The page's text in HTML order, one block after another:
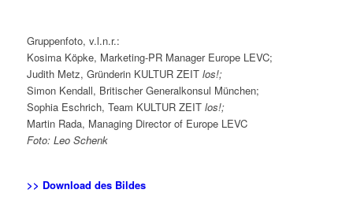
Gruppenfoto, v.l.n.r.:
Kosima Köpke, Marketing-PR Manager Europe LEVC;
Judith Metz, Gründerin KULTUR ZEIT los!;
Simon Kendall, Britischer Generalkonsul München;
Sophia Eschrich, Team KULTUR ZEIT los!;
Martin Rada, Managing Director of Europe LEVC
Foto: Leo Schenk
>> Download des Bildes